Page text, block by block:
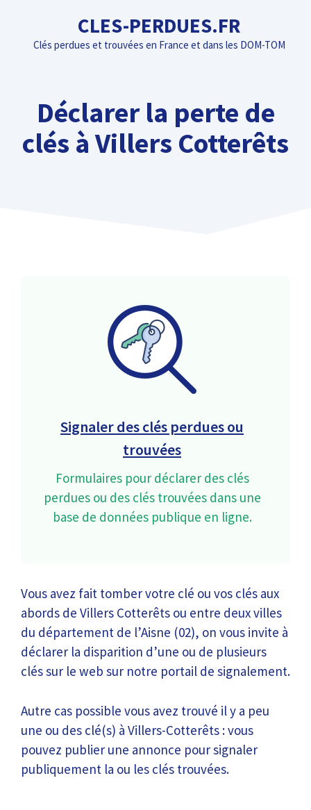
contenu
CLES-PERDUES.FR
Clés perdues et trouvées en France et dans les DOM-TOM
Déclarer la perte de
clés à Villers Cotterêts
Signaler des clés perdues ou
trouvées
Formulaires pour déclarer des clés
perdues ou des clés trouvées dans une
base de données publique en ligne.
Vous avez fait tomber votre clé ou vos clés aux
abords de Villers Cotterêts ou entre deux villes
du département de l’Aisne (02), on vous invite à
déclarer la disparition d’une ou de plusieurs
clés sur le web sur notre portail de signalement.
Autre cas possible vous avez trouvé il y a peu
une ou des clé(s) à Villers-Cotterêts : vous
pouvez publier une annonce pour signaler
publiquement la ou les clés trouvées.